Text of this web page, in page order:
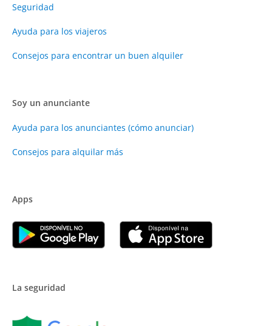
Seguridad
Ayuda para los viajeros
Consejos para encontrar un buen alquiler
Soy un anunciante
Ayuda para los anunciantes (cómo anunciar)
Consejos para alquilar más
Apps
La seguridad